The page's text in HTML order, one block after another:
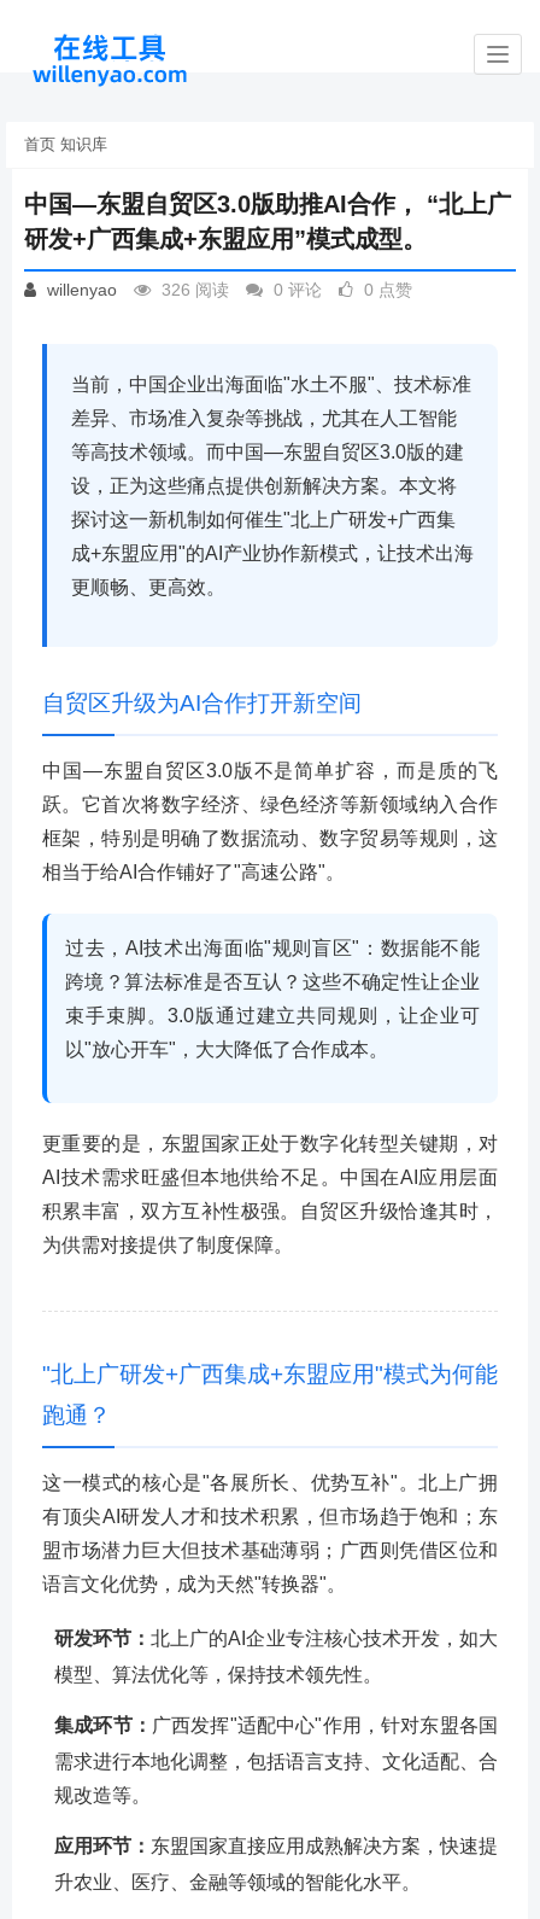
首页 知识库
中国—东盟自贸区3.0版助推AI合作， “北上广
研发+广西集成+东盟应用”模式成型。
willenyao 326 阅读 0 评论 0 点赞
当前，中国企业出海面临"水土不服"、技术标准
差异、市场准入复杂等挑战，尤其在人工智能
等高技术领域。而中国—东盟自贸区3.0版的建
设，正为这些痛点提供创新解决方案。本文将
探讨这一新机制如何催生"北上广研发+广西集
成+东盟应用"的AI产业协作新模式，让技术出海
更顺畅、更高效。
自贸区升级为AI合作打开新空间
中国—东盟自贸区3.0版不是简单扩容，而是质的飞
跃。它首次将数字经济、绿色经济等新领域纳入合作
框架，特别是明确了数据流动、数字贸易等规则，这
相当于给AI合作铺好了"高速公路"。
过去，AI技术出海面临"规则盲区"：数据能不能
跨境？算法标准是否互认？这些不确定性让企业
束手束脚。3.0版通过建立共同规则，让企业可
以"放心开车"，大大降低了合作成本。
更重要的是，东盟国家正处于数字化转型关键期，对
AI技术需求旺盛但本地供给不足。中国在AI应用层面
积累丰富，双方互补性极强。自贸区升级恰逢其时，
为供需对接提供了制度保障。
"北上广研发+广西集成+东盟应用"模式为何能
跑通？
这一模式的核心是"各展所长、优势互补"。北上广拥
有顶尖AI研发人才和技术积累，但市场趋于饱和；东
盟市场潜力巨大但技术基础薄弱；广西则凭借区位和
语言文化优势，成为天然"转换器"。
研发环节：北上广的AI企业专注核心技术开发，如大
模型、算法优化等，保持技术领先性。
集成环节： 广西发挥"适配中心"作用，针对东盟各国
需求进行本地化调整，包括语言支持、文化适配、合
规改造等。
应用环节： 东盟国家直接应用成熟解决方案，快速提
升农业、医疗、金融等领域的智能化水平。